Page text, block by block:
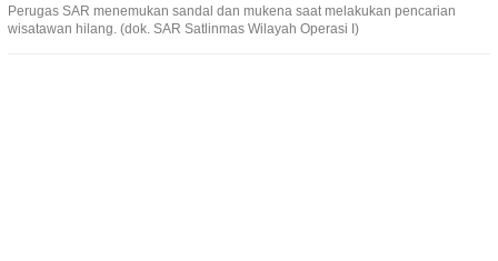
Perugas SAR menemukan sandal dan mukena saat melakukan pencarian
wisatawan hilang. (dok. SAR Satlinmas Wilayah Operasi I)